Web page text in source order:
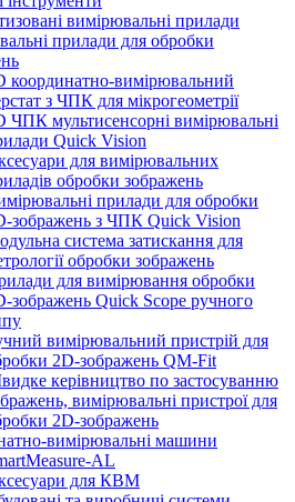
вимірювальні прилади
прилади для обробки
координатно-вимірювальний
з ЧПК для мікрогеометрії
ЧПК мультисенсорні вимірювальні
Quick Vision
для вимірювальних
обробки зображень
прилади для обробки
зображень з ЧПК Quick Vision
система затискання для
обробки зображень
для вимірювання обробки
зображень Quick Scope ручного
вимірювальний пристрій для
2D-зображень QM-Fit
керівництво по застосуванню
вимірювальні пристрої для
2D-зображень
вимірювальні машини
AL
для КВМ